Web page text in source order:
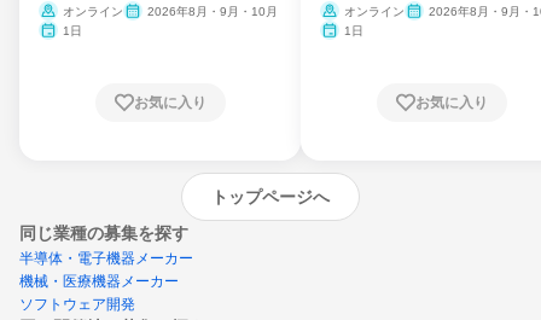
ム
オンライン
2026年8月・9月・10月
1日
お気に入り
オンライン
2026年8月・9月・
1日
お気に入り
トップページへ
同じ業種の募集を探す
半導体・電子機器メーカー
機械・医療機器メーカー
ソフトウェア開発